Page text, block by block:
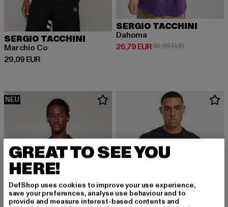
SERGIO TACCHINI
Marchio Co
29,09 EUR
Derzeitiger Preis: 29,09 EUR
SERGIO TACCHINI
Dahoma
26,79 EUR
Derzeitiger Preis: 26,79 EUR
39,99 EURAktionspreis:
NEU
GREAT TO SEE YOU
HERE!
DefShop uses cookies to improve your use experience,
save your preferences, analyse use behaviour and to
provide and measure interest-based contents and